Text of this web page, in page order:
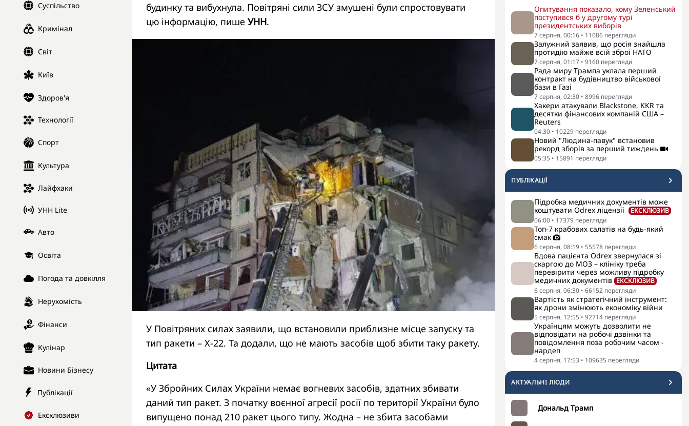
Суспільство
Кримінал
Світ
Київ
Здоров'я
Технології
Спорт
Культура
Лайфхаки
УНН Lite
Авто
Освіта
Погода та довкілля
Нерухомість
Фінанси
Кулінар
Новини Бізнесу
Публікації
Ексклюзиви
Опитування показало, кому Зеленський
поступився б у другому турі
президентських виборів
7 серпня, 00:16 • 11086 перегляди
Залужний заявив, що росія знайшла
протидію майже всій зброї НАТО
7 серпня, 01:17 • 9160 перегляди
Рада миру Трампа уклала перший
контракт на будівництво військової
бази в Газі
7 серпня, 02:30 • 8996 перегляди
Хакери атакували Blackstone, KKR та
десятки фінансових компаній США –
Reuters
04:30 • 10229 перегляди
Новий "Людина-павук" встановив
рекорд зборів за перший тиждень
05:35 • 15891 перегляди
ПУБЛІКАЦІЇ
Підробка медичних документів може
коштувати Odrex ліцензії
ЕКСКЛЮЗИВ
06:00 • 17379 перегляди
Топ-7 крабових салатів на будь-який
смак
6 серпня, 08:19 • 55578 перегляди
Вдова пацієнта Odrex звернулася зі
скаргою до МОЗ – клініку треба
перевірити через можливу підробку
медичних документів ЕКСКЛЮЗИВ
6 серпня, 06:30 • 66152 перегляди
Вартість як стратегічний інструмент:
як дрони змінюють економіку війни
5 серпня, 12:55 • 92714 перегляди
Українцям можуть дозволити не
відповідати на робочі дзвінки та
повідомлення поза робочим часом -
нардеп
4 серпня, 17:53 • 109635 перегляди
АКТУАЛЬНI ЛЮДИ
Дональд Трамп
будинку та вибухнула. Повітряні сили ЗСУ змушені були спростовувати
цю інформацію, пише УНН.
У Повітряних силах заявили, що встановили приблизне місце запуску та
тип ракети – Х-22. Та додали, що не мають засобів щоб збити таку ракету.
Цитата
«У Збройних Силах України немає вогневих засобів, здатних збивати
даний тип ракет. З початку воєнної агресії росії по території України було
випущено понад 210 ракет цього типу. Жодна – не збита засобами